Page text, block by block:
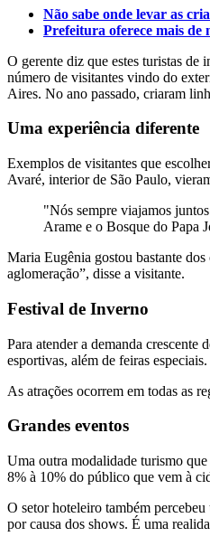
Não sabe onde levar as
Prefeitura oferece mais de
O gerente diz que estes turistas de
número de visitantes vindo do
Aires. No ano passado, criaram
Uma experiência diferente
Exemplos de visitantes que
Avaré, interior de São Paulo,
"Nós sempre viajamos
Arame e o Bosque do Papa
Maria Eugênia gostou bastante
aglomeração”, disse a visitante.
Festival de Inverno
Para atender a demanda
esportivas, além de feiras especiais.
As atrações ocorrem em todas as
Grandes eventos
Uma outra modalidade turismo
8% à 10% do público que vem à
O setor hoteleiro também
por causa dos shows. É uma